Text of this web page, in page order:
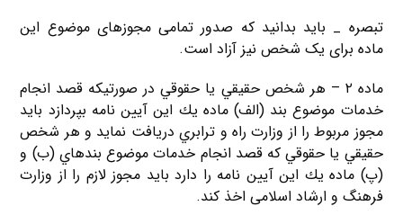
تبصره _ باید بدانید که صدور تمامی مجوزهای موضوع این
ماده برای یک شخص نیز آزاد است.
ماده ۲ – هر شخص حقيقي يا حقوقي در صورتيكه قصد انجام
خدمات موضوع بند (الف) ماده يك اين آيين نامه بپردازد بايد
مجوز مربوط را از وزارت راه و ترابري دریافت نمايد و هر شخص
حقيقي يا حقوقي كه قصد انجام خدمات موضوع بندهاي (ب) و
(پ) ماده يك اين آيين نامه را دارد بايد مجوز لازم را از وزارت
فرهنگ و ارشاد اسلامی‌ اخذ کند.